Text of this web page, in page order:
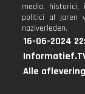
media, historici,
politici al jaren
naziverleden.
16-06-2024
Alle